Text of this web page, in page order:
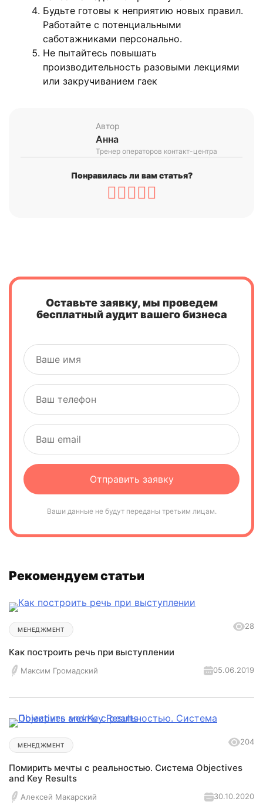
Будьте готовы к неприятию новых правил.
Работайте с потенциальными
саботажниками персонально.
Не пытайтесь повышать
производительность разовыми лекциями
или закручиванием гаек
Автор
Анна
Тренер операторов контакт-центра
Понравилась ли вам статья?
Оставьте заявку, мы проведем
бесплатный аудит вашего бизнеса
Ваши данные не будут переданы третьим лицам.
Рекомендуем статьи
МЕНЕДЖМЕНТ 28
Как построить речь при выступлении
Максим Громадский 05.06.2019
МЕНЕДЖМЕНТ 204
Помирить мечты с реальностью. Система Objectives
and Key Results
Алексей Макарский 30.10.2020